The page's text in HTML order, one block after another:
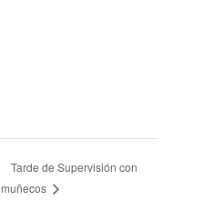
Tarde de Supervisión con
muñecos